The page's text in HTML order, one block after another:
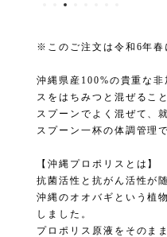
※このご注文は令和6年春
沖縄県産100%の貴重な
スをはちみつと混ぜるこ
スプーンでよく混ぜて、
スプーン一杯の体調管理
【沖縄プロポリスとは】
抗菌活性と抗がん活性が
沖縄のオオバギという植
しました。
プロポリス原液をそのま